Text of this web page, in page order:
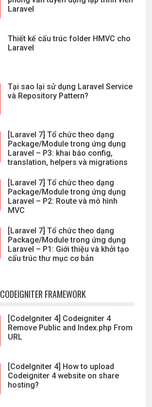
Laravel
Thiết kế cấu trúc folder HMVC cho
Laravel
Tại sao lại sử dụng Laravel Service
và Repository Pattern?
[Laravel 7] Tổ chức theo dạng
Package/Module trong ứng dụng
Laravel – P3: khai báo config,
translation, helpers và migrations
[Laravel 7] Tổ chức theo dạng
Package/Module trong ứng dụng
Laravel – P2: Route và mô hình
MVC
[Laravel 7] Tổ chức theo dạng
Package/Module trong ứng dụng
Laravel – P1: Giới thiệu và khởi tạo
cấu trúc thư mục cơ bản
CODEIGNITER FRAMEWORK
[CodeIgniter 4] Codeigniter 4
Remove Public and Index.php From
URL
[CodeIgniter 4] How to upload
Codeigniter 4 website on share
hosting?